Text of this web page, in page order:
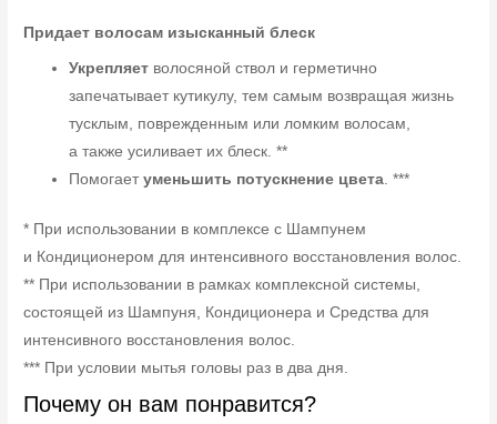
Придает волосам изысканный блеск
Укрепляет волосяной ствол и герметично
запечатывает кутикулу, тем самым возвращая жизнь
тусклым, поврежденным или ломким волосам,
а также усиливает их блеск. **
Помогаетуменьшить потускнение цвета . ***
* При использовании в комплексе с Шампунем
и Кондиционером для интенсивного восстановления волос.
** При использовании в рамках комплексной системы,
состоящей из Шампуня, Кондиционера и Средства для
интенсивного восстановления волос.
*** При условии мытья головы раз в два дня.
Почему он вам понравится?